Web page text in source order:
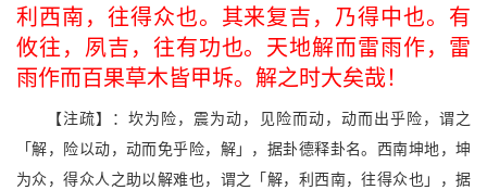
利西南，往得众也。其来复吉，乃得中也。有
攸往，夙吉，往有功也。天地解而雷雨作，雷
雨作而百果草木皆甲坼。解之时大矣哉！
【注疏】：坎为险，震为动，见险而动，动而出乎险，谓之
「解，险以动，动而免乎险，解」，据卦德释卦名。西南坤地，坤
为众，得众人之助以解难也，谓之「解，利西南，往得众也」，据